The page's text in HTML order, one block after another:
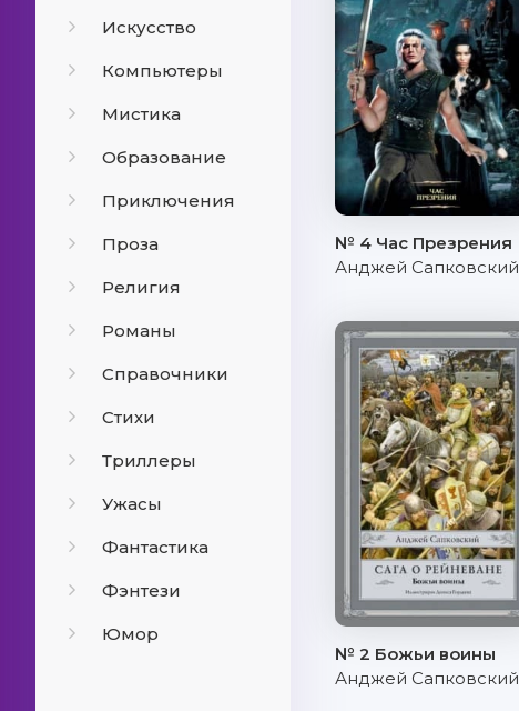
Искусство
Компьютеры
Мистика
Образование
Приключения
Проза
Религия
Романы
Справочники
Стихи
Триллеры
Ужасы
Фантастика
Фэнтези
Юмор
№ 4 Час Презрения
Анджей Сапковский
№ 2 Божьи воины
Анджей Сапковский